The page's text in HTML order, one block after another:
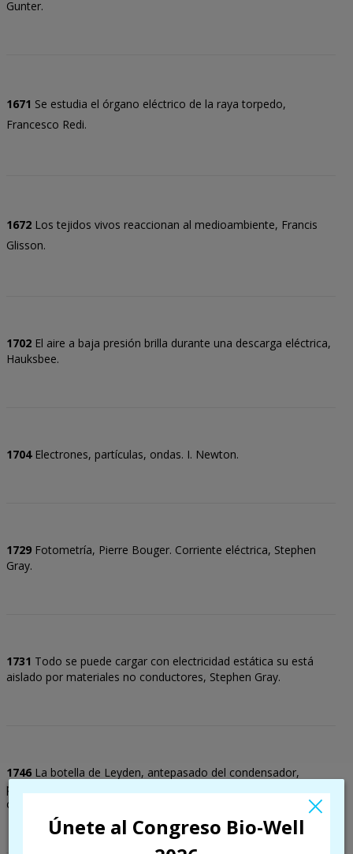
Gunter.
1671 Se estudia el órgano eléctrico de la raya torpedo,
Francesco Redi.
1672Los tejidos vivos reaccionan al medioambiente, Francis
Glisson.
1702El aire a baja presión brilla durante una descarga eléctrica,
Hauksbee.
1704Electrones, partículas, ondas. I. Newton.
1729 Fotometría, Pierre Bouger. Corriente eléctrica, Stephen
Gray.
1731 Todo se puede cargar con electricidad estática su está
aislado por materiales no conductores, Stephen Gray.
1746La botella de Leyden, antepasado del condensador,
permite almacenar cargas de electricidad estática. Fue
construida por primera vez en 1745 por Ewald von Kleist.
Únete al Congreso Bio-Well×